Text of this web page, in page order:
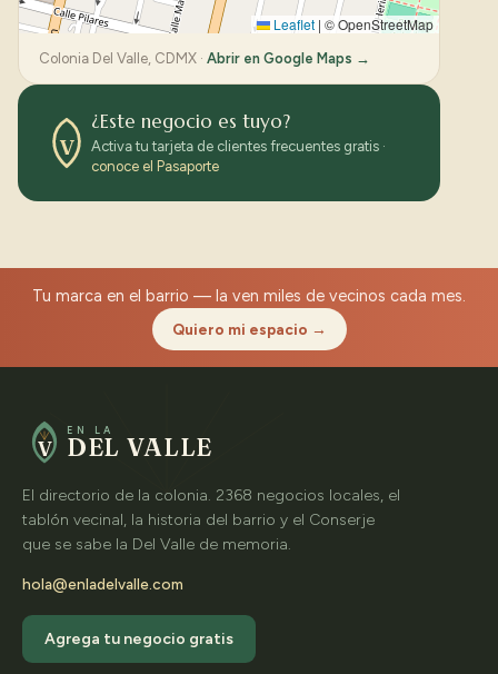
Leaflet | © OpenStreetMap
Colonia Del Valle, CDMX · Abrir en Google Maps →
V
¿Este negocio es tuyo?
Activa tu tarjeta de clientes frecuentes gratis ·
conoce el Pasaporte
Tu marca en el barrio — la ven miles de vecinos cada mes.
Quiero mi espacio →
V
EN LA
DEL VALLE
El directorio de la colonia. 2368 negocios locales, el
tablón vecinal, la historia del barrio y el Conserje
que se sabe la Del Valle de memoria.
hola@enladelvalle.com
Agrega tu negocio gratis